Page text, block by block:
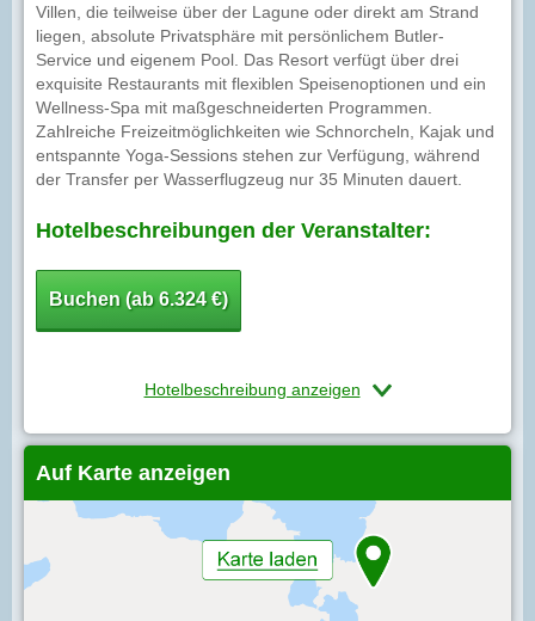
Villen, die teilweise über der Lagune oder direkt am Strand
liegen, absolute Privatsphäre mit persönlichem Butler-
Service und eigenem Pool. Das Resort verfügt über drei
exquisite Restaurants mit flexiblen Speisenoptionen und ein
Wellness-Spa mit maßgeschneiderten Programmen.
Zahlreiche Freizeitmöglichkeiten wie Schnorcheln, Kajak und
entspannte Yoga-Sessions stehen zur Verfügung, während
der Transfer per Wasserflugzeug nur 35 Minuten dauert.
Hotelbeschreibungen der Veranstalter:
Buchen (ab 6.324 €)
Hotelbeschreibung anzeigen
Auf Karte anzeigen